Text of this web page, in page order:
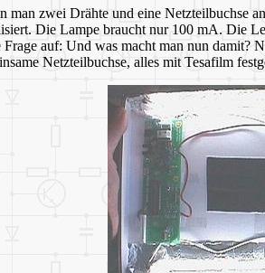
man zwei Drähte und eine
Die Lampe braucht nur 100 mA. Die
auf: Und was macht man nun
Netzteilbuchse, alles mit Tesafilm